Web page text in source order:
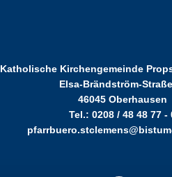
Katholische Kirchengemeinde
Elsa-Brändström-
46045 Oberhausen
Tel.: 0208 / 48 48 77 -